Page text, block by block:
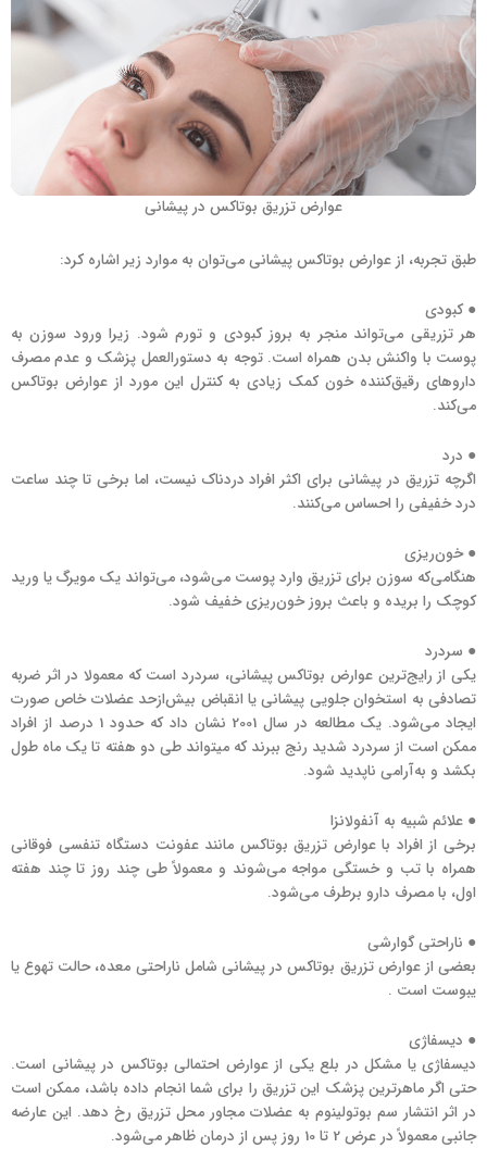
عوارض تزریق بوتاکس در پیشانی
طبق تجربه، از عوارض بوتاکس پیشانی می‌توان به موارد زیر اشاره کرد:
● کبودی
هر تزریقی می‌تواند منجر به بروز کبودی و تورم شود. زیرا ورود سوزن به
پوست با واکنش بدن همراه است. توجه به دستورالعمل پزشک و عدم مصرف
داروهای رقیق‌کننده خون کمک زیادی به کنترل این مورد از عوارض بوتاکس
می‌کند.
● درد
اگرچه تزریق در پیشانی برای اکثر افراد دردناک نیست، اما برخی تا چند ساعت
درد خفیفی را احساس می‌کنند.
● خون‌ریزی
هنگامی‌که سوزن برای تزریق وارد پوست می‌شود، می‌تواند یک مویرگ یا ورید
کوچک را بریده و باعث بروز خون‌ریزی خفیف شود.
● سردرد
یکی از رایج‌ترین عوارض بوتاکس پیشانی، سردرد است که معمولا در اثر ضربه
تصادفی به استخوان جلویی پیشانی یا انقباض بیش‌ازحد عضلات خاص صورت
ایجاد می‌شود. یک مطالعه در سال 2001 نشان داد که حدود 1 درصد از افراد
ممکن است از سردرد شدید رنج ببرند که می‎تواند طی دو هفته تا یک ماه طول
بکشد و به‌آرامی ناپدید شود.
● علائم شبیه به آنفولانزا
برخی از افراد با عوارض تزریق بوتاکس مانند عفونت دستگاه تنفسی فوقانی
همراه با تب و خستگی مواجه می‌شوند و معمولاً طی چند روز تا چند هفته
اول، با مصرف دارو برطرف می‌شود.
● ناراحتی گوارشی
بعضی از عوارض تزریق بوتاکس در پیشانی شامل ناراحتی معده، حالت تهوع یا
یبوست است .
● دیسفاژی
دیسفاژی یا مشکل در بلع یکی از عوارض احتمالی بوتاکس در پیشانی است.
حتی اگر ماهرترین پزشک این تزریق را برای شما انجام داده باشد، ممکن است
در اثر انتشار سم بوتولینوم به عضلات مجاور محل تزریق رخ دهد. این عارضه
جانبی معمولاً در عرض 2 تا 10 روز پس از درمان ظاهر می‌شود.